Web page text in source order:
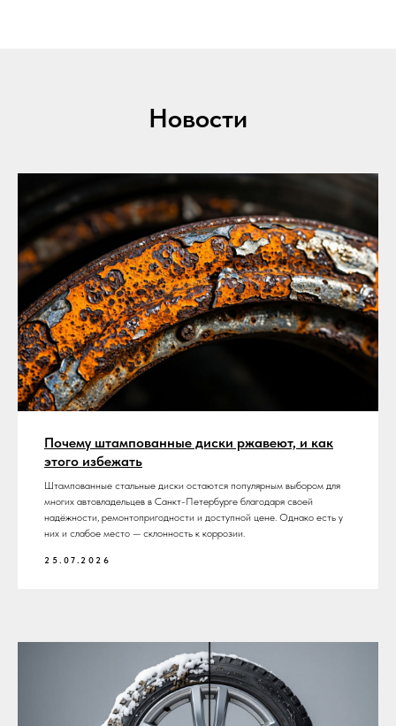
Новости
Почему штампованные диски ржавеют, и как
этого избежать
Штампованные стальные диски остаются популярным выбором для
многих автовладельцев в Санкт-Петербурге благодаря своей
надёжности, ремонтопригодности и доступной цене. Однако есть у
них и слабое место — склонность к коррозии.
25.07.2026